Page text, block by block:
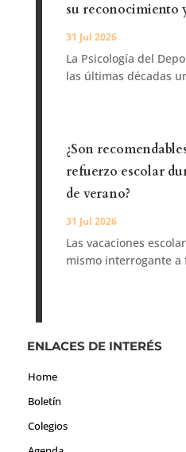
su reconocimiento
31 Jul 2026
La Psicología del
las últimas décadas
¿Son
refuerzo escolar
de verano?
31 Jul 2026
Las vacaciones
mismo interrogante a
ENLACES DE INTERÉS
Home
Boletín
Colegios